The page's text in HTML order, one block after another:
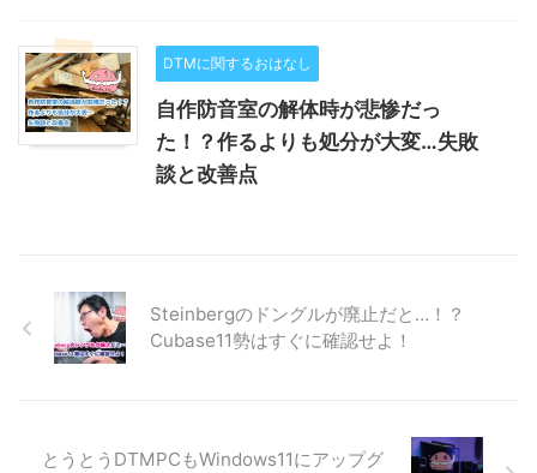
DTMに関するおはなし
自作防音室の解体時が悲惨だっ
た！？作るよりも処分が大変…失敗
談と改善点
Steinbergのドングルが廃止だと…！？
Cubase11勢はすぐに確認せよ！
とうとうDTMPCもWindows11にアップグ